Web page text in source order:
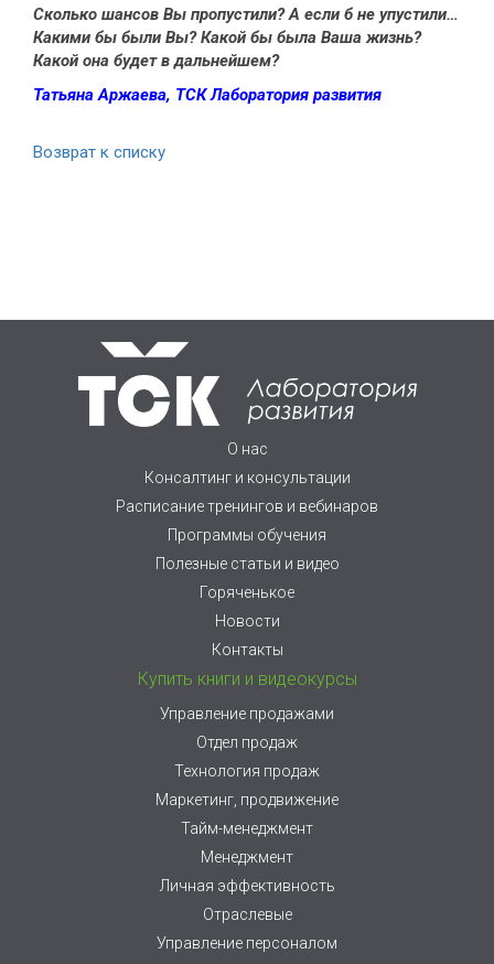
Сколько шансов Вы пропустили? А если б не упустили…
Какими бы были Вы? Какой бы была Ваша жизнь?
Какой она будет в дальнейшем?
Татьяна Аржаева, ТСК Лаборатория развития
Возврат к списку
О нас
Консалтинг и консультации
Расписание тренингов и вебинаров
Программы обучения
Полезные статьи и видео
Горяченькое
Новости
Контакты
Купить книги и видеокурсы
Управление продажами
Отдел продаж
Технология продаж
Маркетинг, продвижение
Тайм-менеджмент
Менеджмент
Личная эффективность
Отраслевые
Управление персоналом